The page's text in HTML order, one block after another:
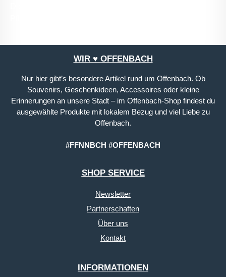
WIR ♥ OFFENBACH
Nur hier gibt’s besondere Artikel rund um Offenbach. Ob
Souvenirs, Geschenkideen, Accessoires oder kleine
Erinnerungen an unsere Stadt – im Offenbach-Shop findest du
ausgewählte Produkte mit lokalem Bezug und viel Liebe zu
Offenbach.
#FFNNBCH #OFFENBACH
SHOP SERVICE
Newsletter
Partnerschaften
Über uns
Kontakt
INFORMATIONEN